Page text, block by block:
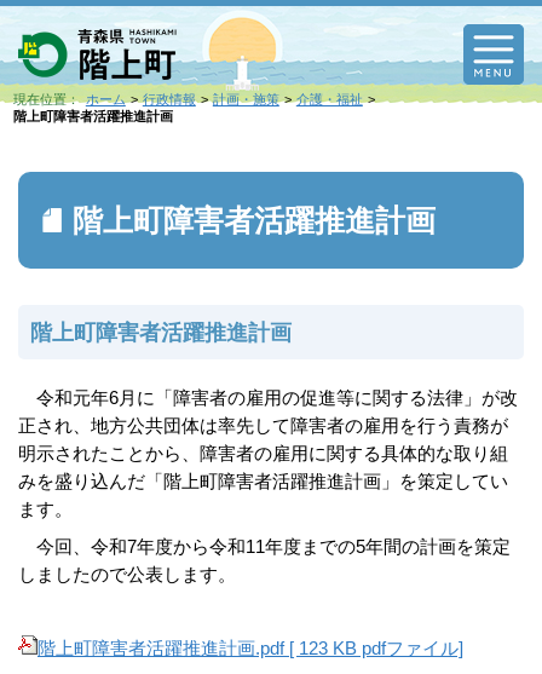
現在位置： ホーム 行政情報 計画・施策
介護・福祉
階上町障害者活躍推進計画
階上町障害者活躍推進計画
階上町障害者活躍推進計画
令和元年6月に「障害者の雇用の促進等に関する法律」が改
正され、地方公共団体は率先して障害者の雇用を行う責務が
明示されたことから、障害者の雇用に関する具体的な取り組
みを盛り込んだ「階上町障害者活躍推進計画」を策定してい
ます。
今回、令和7年度から令和11年度までの5年間の計画を策定
しましたので公表します。
階上町障害者活躍推進計画.pdf [ 123 KB pdfファイル]